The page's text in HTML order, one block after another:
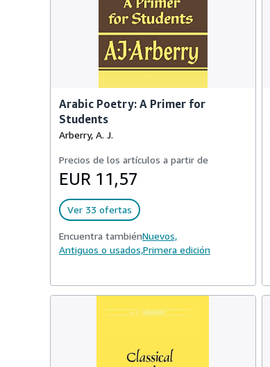
Arabic Poetry: A Primer for
Students
Arberry, A. J.
Precios de los artículos a partir de
EUR 11,57
Ver 33 ofertas
Encuentra tambiénNuevos,
Antiguos o usados,Primera edición